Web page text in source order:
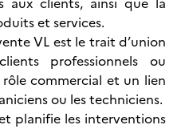
et services.
VL est le trait d’union
professionnels ou
commercial et un lien
ou les techniciens.
planifie les interventions